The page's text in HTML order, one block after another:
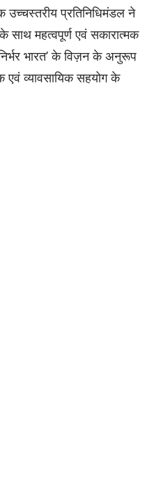
प्रतिनिधिमंडल ने
साथ महत्वपूर्ण एवं सकारात्मक
भारत’ के विज़न के अनुरूप
एवं व्यावसायिक सहयोग के